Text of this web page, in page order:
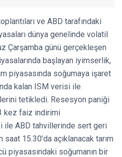
ve ABD tarafındaki
dünya genelinde volatil
Çarşamba günü gerçekleşen
başlayan iyimserlik,
piyasasında soğumaya işaret
kalan ISM verisi ile
tetikledi. Resesyon paniği
kez faiz indirimi
ABD tahvillerinde sert geri
15.30’da açıklanacak tarım
piyasasındaki soğumanın bir